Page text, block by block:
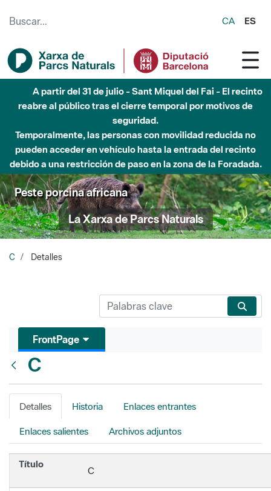
CA ES
A partir del 31 de julio - Sant Miquel del Fai - El recinto
reabre al público tras el cierre temporal por motivos de
seguridad.
Temporalmente, las personas con movilidad reducida no
pueden acceder en vehículo hasta la entrada del recinto
debido a una restricción de paso en la zona de la Foradada.
Peste porcina africana
La Xarxa de Parcs Naturals
C Detalles
FrontPage
C
Detalles Historia Enlaces entrantes
Enlaces salientes Archivos adjuntos
Título
C